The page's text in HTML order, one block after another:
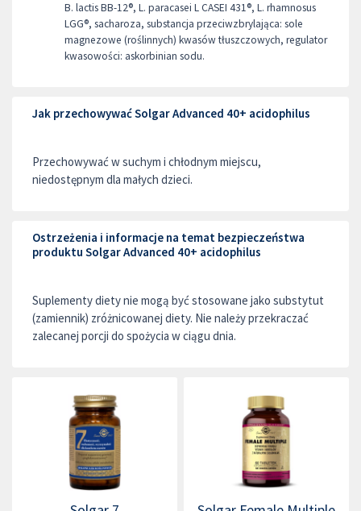
B. lactis BB-12®, L. paracasei L CASEI 431®, L. rhamnosus
LGG®, sacharoza, substancja przeciwzbrylająca: sole
magnezowe (roślinnych) kwasów tłuszczowych, regulator
kwasowości: askorbinian sodu.
Jak przechowywać Solgar Advanced 40+ acidophilus
Przechowywać w suchym i chłodnym miejscu,
niedostępnym dla małych dzieci.
Ostrzeżenia i informacje na temat bezpieczeństwa
produktu Solgar Advanced 40+ acidophilus
Suplementy diety nie mogą być stosowane jako substytut
(zamiennik) zróżnicowanej diety. Nie należy przekraczać
zalecanej porcji do spożycia w ciągu dnia.